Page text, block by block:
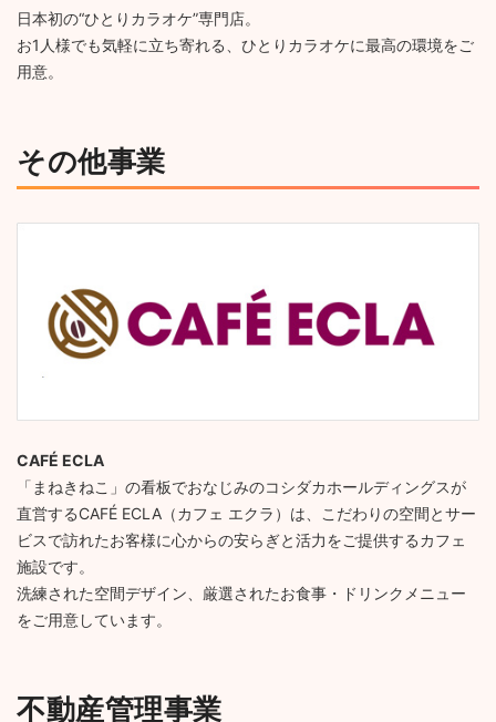
日本初の“ひとりカラオケ”専門店。
お1人様でも気軽に立ち寄れる、ひとりカラオケに最高の環境をご
用意。
その他事業
CAFÉ ECLA
「まねきねこ」の看板でおなじみのコシダカホールディングスが
直営するCAFÉ ECLA（カフェ エクラ）は、こだわりの空間とサー
ビスで訪れたお客様に心からの安らぎと活力をご提供するカフェ
施設です。
洗練された空間デザイン、厳選されたお食事・ドリンクメニュー
をご用意しています。
不動産管理事業